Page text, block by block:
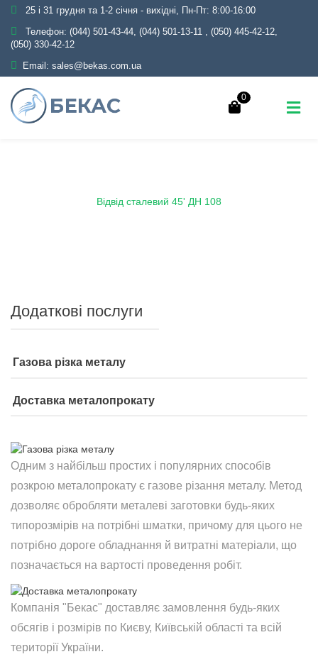
25 і 31 грудня та 1-2 січня - вихідні, Пн-Пт: 8:00-16:00
Телефон: (044) 501-43-44, (044) 501-13-11 , (050) 445-42-12,
(050) 330-42-12
Email: sales@bekas.com.ua
0
Відвід сталевий 45' ДН 108
Додаткові послуги
Газова різка металу
Доставка металопрокату
Одним з найбільш простих і популярних способів
розкрою металопрокату є газове різання металу. Метод
дозволяє обробляти металеві заготовки будь-яких
типорозмірів на потрібні шматки, причому для цього не
потрібно дороге обладнання й витратні матеріали, що
позначається на вартості проведення робіт.
Компанія "Бекас" доставляє замовлення будь-яких
обсягів і розмірів по Києву, Київській області та всій
території України.